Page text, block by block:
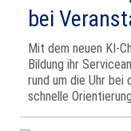
bei
Mit dem neuen KI-
Bildung ihr
rund um die Uhr bei
schnelle